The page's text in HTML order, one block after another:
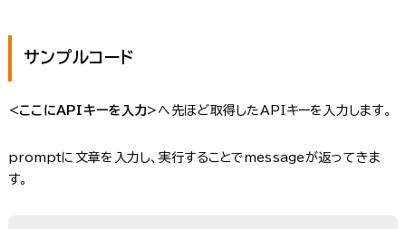
サンプルコード
<ここにAPIキーを入力>へ先ほど取得したAPIキーを入力します。
promptに文章を入力し、実行することでmessageが返ってきま
す。